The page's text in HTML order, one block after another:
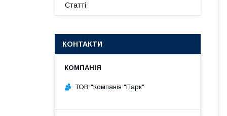
Статті
КОНТАКТИ
ТОВ "Компанія "Парк"